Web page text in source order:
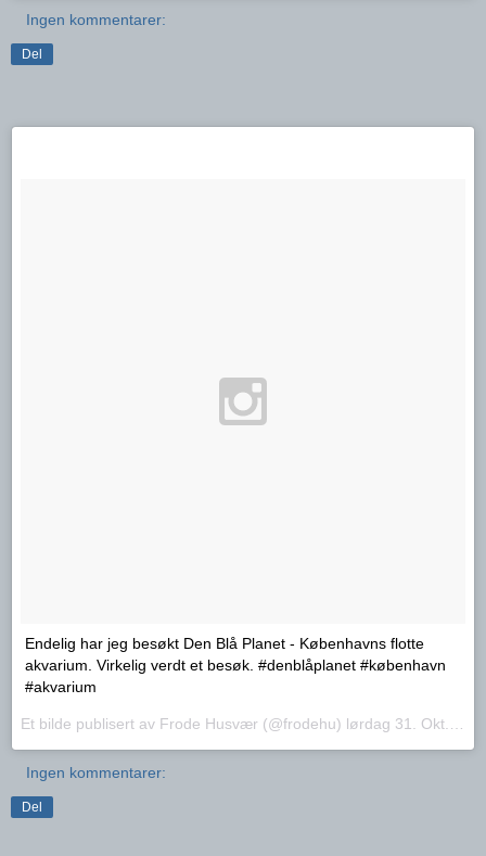
Ingen kommentarer:
Del
Endelig har jeg besøkt Den Blå Planet - Københavns flotte
akvarium. Virkelig verdt et besøk. #denblåplanet #københavn
#akvarium
Et bilde publisert av Frode Husvær (@frodehu) lørdag 31. Okt.. 2015 PDT
Ingen kommentarer:
Del